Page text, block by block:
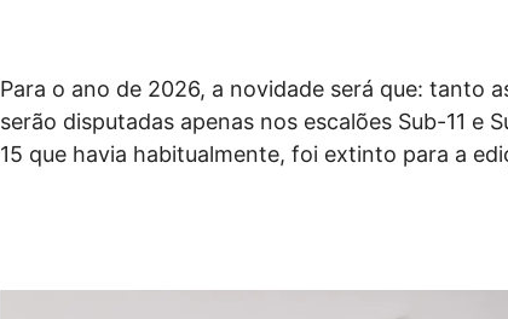
Para o ano de 2026, a novidade será que: tanto
serão disputadas apenas nos escalões Sub-11 e
15 que havia habitualmente, foi extinto para a